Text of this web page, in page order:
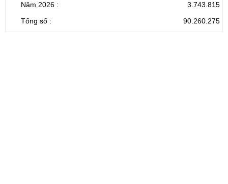
Năm 2026 :
3.743.815
Tổng số :
90.260.275